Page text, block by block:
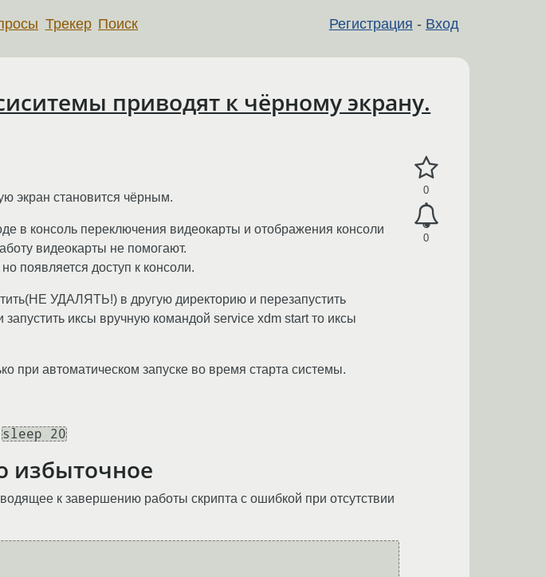
Регистрация - Вход
Трекер Поиск
приводят к чёрному экрану.
0
0
экран становится чёрным.
в консоль переключения видеокарты и отображения консоли
видеокарты не помогают.
появляется доступ к консоли.
УДАЛЯТЬ!) в другую директорию и перезапустить
иксы вручную командой service xdm start то иксы
при автоматическом запуске во время старта системы.
sleep 20
избыточное
к завершению работы скрипта с ошибкой при отсутствии